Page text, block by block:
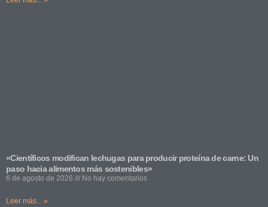
«Científicos modifican lechugas para producir proteína de carne: Un
paso hacia alimentos más sostenibles»
6 de agosto de 2026 No hay comentarios
Leer más... »